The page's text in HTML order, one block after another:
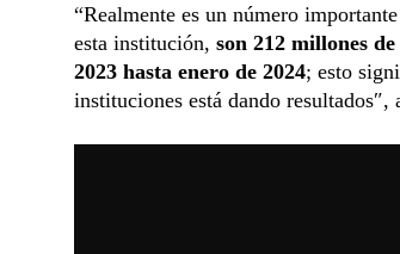
“Realmente es un número
esta institución, son 212 millones
2023 hasta enero de 2024; esto
instituciones está dando resultados″,